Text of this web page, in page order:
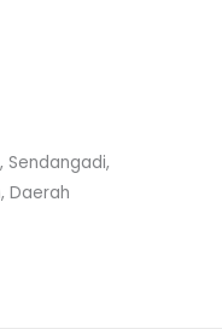
Sendangadi,
Daerah